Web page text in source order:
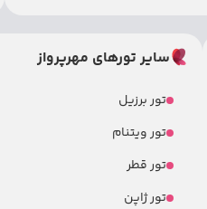
سایر تورهای مهرپرواز
تور برزیل
تور ویتنام
تور قطر
تور ژاپن